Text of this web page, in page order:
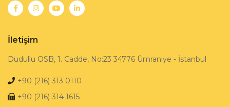
İletişim
Dudullu OSB, 1. Cadde, No:23 34776 Ümraniye - İstanbul
+90 (216) 313 0110
+90 (216) 314 1615